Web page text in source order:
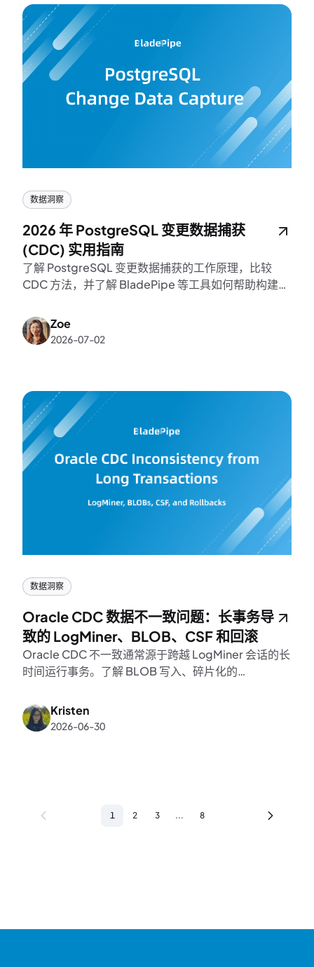
数据洞察
2026 年 PostgreSQL 变更数据捕获
(CDC) 实用指南
了解 PostgreSQL 变更数据捕获的工作原理，比较
CDC 方法，并了解 BladePipe 等工具如何帮助构建实
Zoe
2026-07-02
数据洞察
Oracle CDC 数据不一致问题：长事务导
致的 LogMiner、BLOB、CSF 和回滚
Oracle CDC 不一致通常源于跨越 LogMiner 会话的长
时间运行事务。了解 BLOB 写入、碎片化的
靠的 CDC 管道必须如何应对。
Kristen
2026-06-30
1 2 3 ... 8